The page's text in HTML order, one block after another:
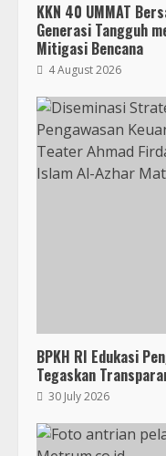
KKN 40 UMMAT
Generasi Tangguh
Mitigasi Bencana
4 August 2026
BPKH RI Edukasi
Tegaskan
30 July 2026